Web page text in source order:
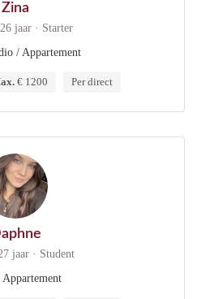
Zina
jaar · Starter
/ Appartement
€ 1200 Per direct
jaar · Student